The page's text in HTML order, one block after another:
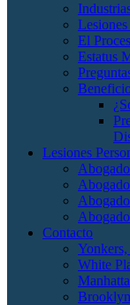
El
Estatus
Lesiones
Contacto
White